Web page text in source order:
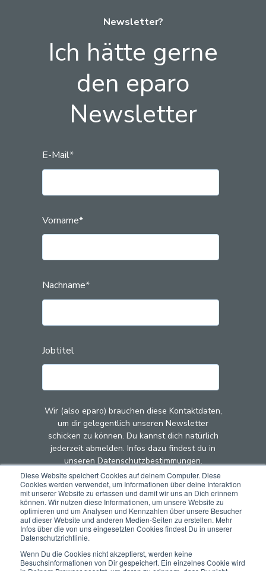
Diese Website speichert Cookies auf deinem Computer. Diese
Cookies werden verwendet, um Informationen über deine Interaktion
mit unserer Website zu erfassen und damit wir uns an Dich erinnern
können. Wir nutzen diese Informationen, um unsere Website zu
optimieren und um Analysen und Kennzahlen über unsere Besucher
auf dieser Website und anderen Medien-Seiten zu erstellen. Mehr
Infos über die von uns eingesetzten Cookies findest Du in unserer
Datenschutzrichtlinie.
Wenn Du die Cookies nicht akzeptierst, werden keine
Besuchsinformationen von Dir gespeichert. Ein einzelnes Cookie wird
Newsletter?
Ich hätte gerne
den eparo
Newsletter
E-Mail*
Vorname*
Nachname*
Jobtitel
Wir (also eparo) brauchen diese Kontaktdaten,
um dir gelegentlich unseren Newsletter
schicken zu können. Du kannst dich natürlich
jederzeit abmelden. Infos dazu findest du in
unseren Datenschutzbestimmungen.
Mit dem Klick auf "Abschicken" stimmst du zu,
dass wir (also eparo) deine Kontaktdaten zu
diesem Zweck speichern und verarbeiten.